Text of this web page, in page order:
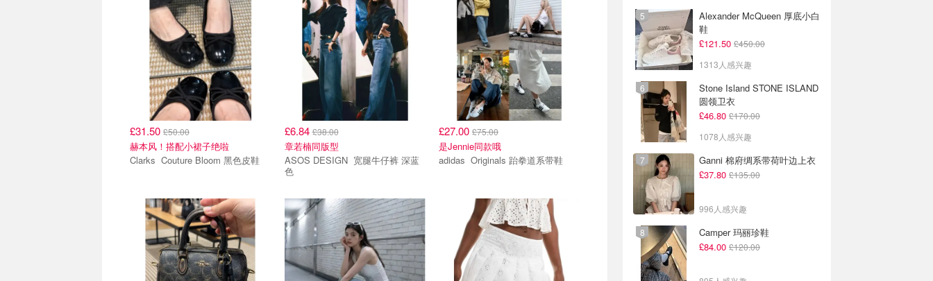
£31.50 £50.00
赫本风！搭配小裙子绝啦
Clarks Couture Bloom 黑色皮鞋
£6.84£38.00
章若楠同版型
ASOS DESIGN 宽腿牛仔裤 深蓝
色
£27.00 £75.00
是Jennie同款哦
adidas Originals 跆拳道系带鞋
Alexander McQueen 厚底小白
鞋
£121.50 £450.00
1313人感兴趣
Stone Island STONE ISLAND
圆领卫衣
£46.80 £170.00
1078人感兴趣
Ganni 棉府绸系带荷叶边上衣
£37.80 £135.00
996人感兴趣
Camper 玛丽珍鞋
£84.00 £120.00